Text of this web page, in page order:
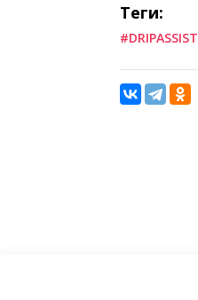
Теги:
#DRIPASSIST